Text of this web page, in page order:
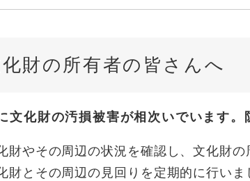
財の所有者の皆さんへ
文化財の汚損被害が相次いでいます。
財やその周辺の状況を確認し、文化財の
財とその周辺の見回りを定期的に行いま